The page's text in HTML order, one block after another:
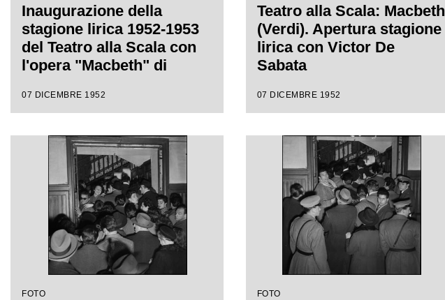
Inaugurazione della
stagione lirica 1952-1953
del Teatro alla Scala con
l'opera "Macbeth" di
Victor de Sabata, con la
07 DICEMBRE 1952
Teatro alla Scala: Macbeth
(Verdi). Apertura stagione
lirica con Victor De
Sabata
07 DICEMBRE 1952
FOTO FOTO